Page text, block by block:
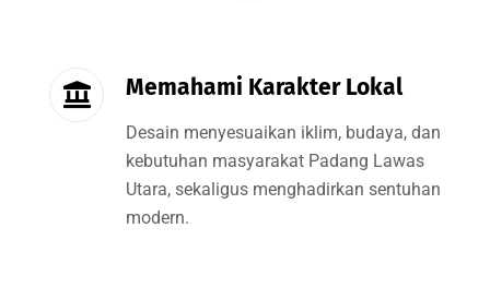
Memahami Karakter Lokal
Desain menyesuaikan iklim, budaya, dan
kebutuhan masyarakat Padang Lawas
Utara, sekaligus menghadirkan sentuhan
modern.